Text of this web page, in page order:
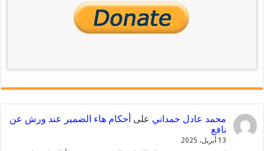
محمد عادل حمدانيعلى أحكام هاء الضمير عند ورش عن
نافع
13 أبريل، 2025